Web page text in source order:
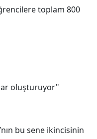
toplam 800
oluşturuyor"
bu sene ikincisinin